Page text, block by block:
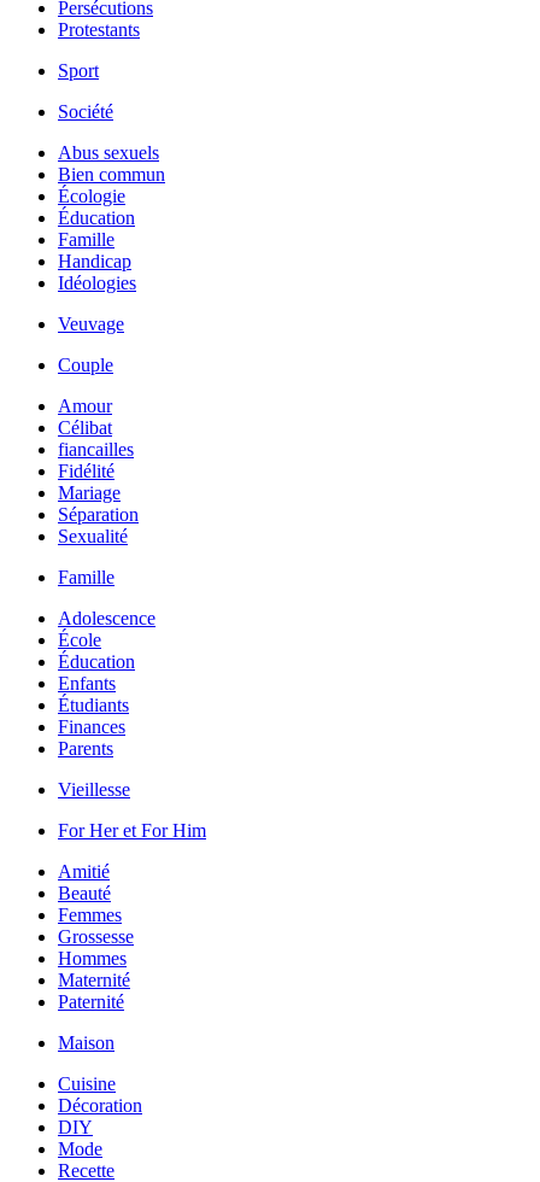
Persécutions
Protestants
Sport
Société
Abus sexuels
Bien commun
Écologie
Éducation
Famille
Handicap
Idéologies
Veuvage
Couple
Amour
Célibat
fiancailles
Fidélité
Mariage
Séparation
Sexualité
Famille
Adolescence
École
Éducation
Enfants
Étudiants
Finances
Parents
Vieillesse
For Her et For Him
Amitié
Beauté
Femmes
Grossesse
Hommes
Maternité
Paternité
Maison
Cuisine
Décoration
DIY
Mode
Recette